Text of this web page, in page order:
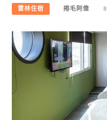
雲林住宿 捲毛阿偉